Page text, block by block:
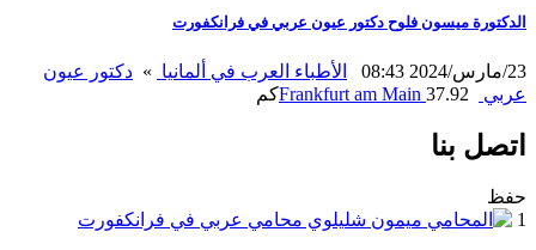
الدكتورة ميسون فلوح دكتور عيون عربي في فرانكفورت
23/مارس/2024 08:43 الأطباء العرب في ألمانيا » دكتور عيون
عربي
Frankfurt am Main 37.92كم
اتصل بنا
حفظ
1